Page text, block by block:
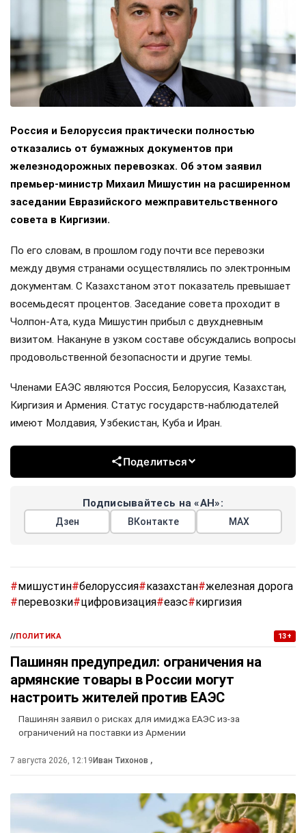
Россия и Белоруссия практически полностью
отказались от бумажных документов при
железнодорожных перевозках. Об этом заявил
премьер-министр Михаил Мишустин на расширенном
заседании Евразийского межправительственного
совета в Киргизии.
По его словам, в прошлом году почти все перевозки
между двумя странами осуществлялись по электронным
документам. С Казахстаном этот показатель превышает
восемьдесят процентов. Заседание совета проходит в
Чолпон-Ата, куда Мишустин прибыл с двухдневным
визитом. Накануне в узком составе обсуждались вопросы
продовольственной безопасности и другие темы.
Членами ЕАЭС являются Россия, Белоруссия, Казахстан,
Киргизия и Армения. Статус государств-наблюдателей
имеют Молдавия, Узбекистан, Куба и Иран.
Поделиться
Подписывайтесь на «АН»:
Дзен ВКонтакте МАХ
#мишустин#белоруссия#казахстан#железная дорога
#перевозки#цифровизация#еаэс#киргизия
//ПОЛИТИКА 13+
Пашинян предупредил: ограничения на
армянские товары в России могут
настроить жителей против ЕАЭС
Пашинян заявил о рисках для имиджа ЕАЭС из-за
ограничений на поставки из Армении
7 августа 2026, 12:19Иван Тихонов ,